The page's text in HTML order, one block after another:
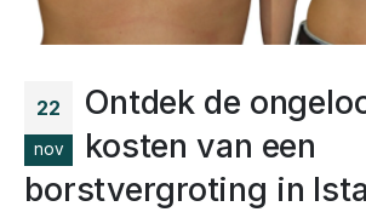
22
nov
Ontdek de
kosten van een
borstvergroting in